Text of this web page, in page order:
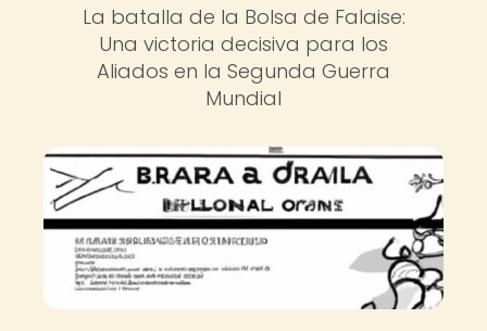
La batalla de la Bolsa de Falaise:
Una victoria decisiva para los
Aliados en la Segunda Guerra
Mundial